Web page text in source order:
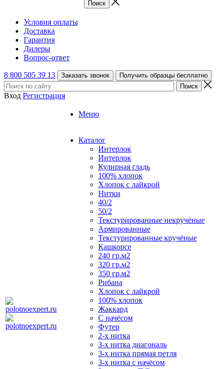
Условия оплаты
Доставка
Гарантия
Дилеры
Вопрос-ответ
8 800 505 39 13 Заказать звонок Получить образцы бесплатно
Вход Регистрация
Меню
Каталог
Интерлок
Интерлок
Кулирная гладь
100% хлопок
Хлопок с лайкрой
Нитки
40/2
50/2
Текстурированные некручёные
Армированные
Текстурированные кручёные
Кашкорсе
240 гр.м2
320 гр.м2
350 гр.м2
Рибана
Хлопок с лайкрой
100% хлопок
Жаккард
С начёсом
Футер
2-х нитка
3-х нитка диагональ
3-х нитка прямая петля
3-х нитка с начёсом